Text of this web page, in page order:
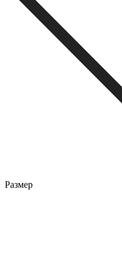
Размер